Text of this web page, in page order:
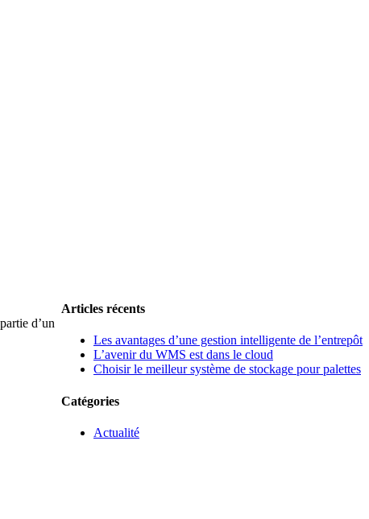
Articles récents
Les avantages d’une gestion intelligente de l’entrepôt
L’avenir du WMS est dans le cloud
Choisir le meilleur système de stockage pour palettes
Catégories
Actualité
d’un